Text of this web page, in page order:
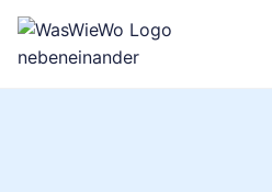
Zum
Inhalt
springen